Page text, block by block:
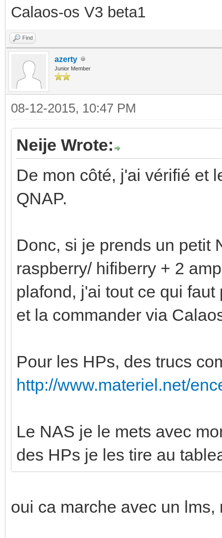
Calaos-os V3 beta1
Find
azerty
Junior Member
08-12-2015, 10:47 PM
Neije Wrote:
De mon côté, j'ai vérifié et
QNAP.
Donc, si je prends un petit
raspberry/ hifiberry + 2
plafond, j'ai tout ce qui
et la commander via
Pour les HPs, des trucs
http://www.materiel.net/
Le NAS je le mets avec
des HPs je les tire au
oui ca marche avec un lms,